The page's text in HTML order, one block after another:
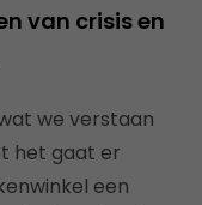
van crisis en
we verstaan
het gaat er
een